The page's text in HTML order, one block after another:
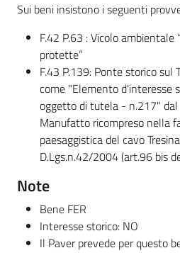
Sui beni insistono i seguenti
F.42 P.63 : Vicolo ambientale
protette”
F.43 P.139: Ponte storico sul
come "Elemento d'interesse
oggetto di tutela - n.217"
Manufatto ricompreso nella
paesaggistica del cavo
D.Lgs.n.42/2004 (art.96 bis
Note
Bene FER
Interesse storico: NO
Il Paver prevede per questo